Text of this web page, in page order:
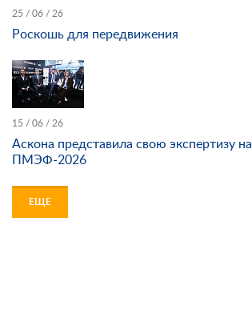
25 / 06 / 26
Роскошь для передвижения
15 / 06 / 26
Аскона представила свою экспертизу на
ПМЭФ-2026
ЕЩЕ